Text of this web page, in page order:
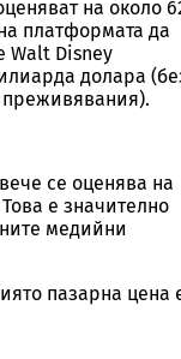
на около
платформата да
Walt Disney
долара
преживявания).
се оценява на
е значително
медийни
пазарна цена